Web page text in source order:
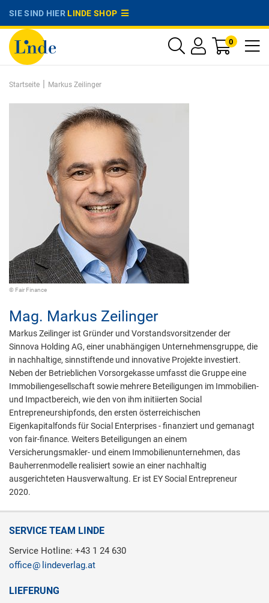
SIE SIND HIERLINDE SHOP
0
Startseite | Markus Zeilinger
© Fair Finance
Mag. Markus Zeilinger
Markus Zeilinger ist Gründer und Vorstandsvorsitzender der
Sinnova Holding AG, einer unabhängigen Unternehmensgruppe, die
in nachhaltige, sinnstiftende und innovative Projekte investiert.
Neben der Betrieblichen Vorsorgekasse umfasst die Gruppe eine
Immobiliengesellschaft sowie mehrere Beteiligungen im Immobilien-
und Impactbereich, wie den von ihm initiierten Social
Entrepreneurshipfonds, den ersten österreichischen
Eigenkapitalfonds für Social Enterprises - finanziert und gemanagt
von fair-finance. Weiters Beteiligungen an einem
Versicherungsmakler- und einem Immobilienunternehmen, das
Bauherrenmodelle realisiert sowie an einer nachhaltig
ausgerichteten Hausverwaltung. Er ist EY Social Entrepreneur
2020.
SERVICE TEAM LINDE
Service Hotline: +43 1 24 630
office
lindeverlag.at
LIEFERUNG